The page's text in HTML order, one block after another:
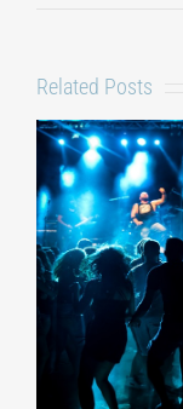
Related Posts